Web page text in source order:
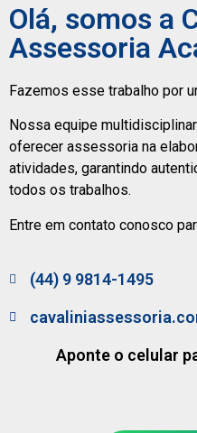
Olá, somos a
Assessoria
Fazemos esse trabalho por
Nossa equipe
oferecer assessoria na
atividades, garantindo
todos os trabalhos.
Entre em contato conosco
(44) 9 9814-1495
Aponte o celular